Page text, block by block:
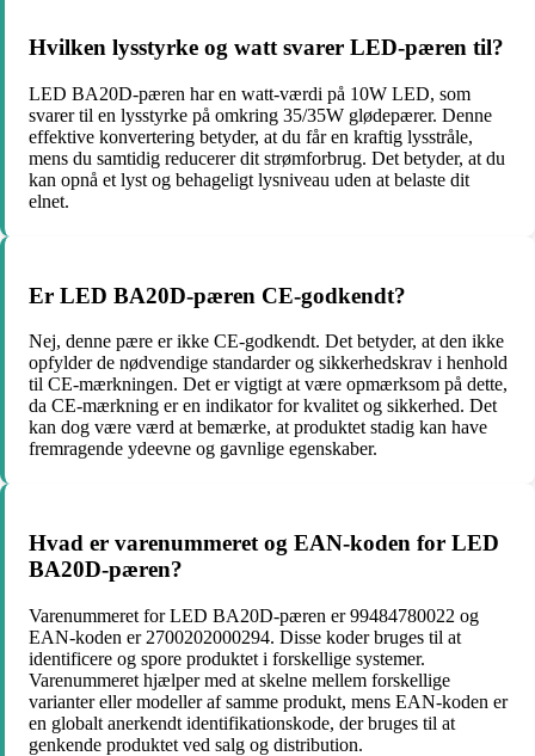
Hvilken lysstyrke og watt svarer LED-pæren til?
LED BA20D-pæren har en watt-værdi på 10W LED, som
svarer til en lysstyrke på omkring 35/35W glødepærer. Denne
effektive konvertering betyder, at du får en kraftig lysstråle,
mens du samtidig reducerer dit strømforbrug. Det betyder, at du
kan opnå et lyst og behageligt lysniveau uden at belaste dit
elnet.
Er LED BA20D-pæren CE-godkendt?
Nej, denne pære er ikke CE-godkendt. Det betyder, at den ikke
opfylder de nødvendige standarder og sikkerhedskrav i henhold
til CE-mærkningen. Det er vigtigt at være opmærksom på dette,
da CE-mærkning er en indikator for kvalitet og sikkerhed. Det
kan dog være værd at bemærke, at produktet stadig kan have
fremragende ydeevne og gavnlige egenskaber.
Hvad er varenummeret og EAN-koden for LED
BA20D-pæren?
Varenummeret for LED BA20D-pæren er 99484780022 og
EAN-koden er 2700202000294. Disse koder bruges til at
identificere og spore produktet i forskellige systemer.
Varenummeret hjælper med at skelne mellem forskellige
varianter eller modeller af samme produkt, mens EAN-koden er
en globalt anerkendt identifikationskode, der bruges til at
genkende produktet ved salg og distribution.